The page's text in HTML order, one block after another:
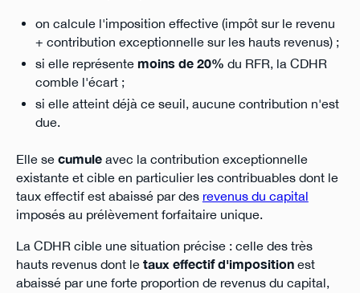
on calcule l'imposition effective (impôt sur le revenu
+ contribution exceptionnelle sur les hauts revenus) ;
si elle représente moins de 20% du RFR, la CDHR
comble l'écart ;
si elle atteint déjà ce seuil, aucune contribution n'est
due.
Elle se cumuleavec la contribution exceptionnelle
existante et cible en particulier les contribuables dont le
taux effectif est abaissé par des revenus du capital
imposés au prélèvement forfaitaire unique.
La CDHR cible une situation précise : celle des très
hauts revenus dont le taux effectif d'impositionest
abaissé par une forte proportion de revenus du capital,